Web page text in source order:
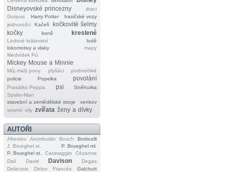
Disneyovské princezny
draci
Gorjuss
Harry Potter
hasičské vozy
jednorožci
Kačeři
kočkovité šelmy
kočky
koně kreslené
Ledové království
lodě
lokomotivy a vlaky
mapy
Medvídek Pú
Mickey Mouse a Minnie
Můj malý pony plyšáci
podmořské
policie
Popelka povolání
Prasátko Peppa psi
Sněhurka
Spider‐Man
stavební a zemědělské stroje
venkov
vesmír víly zvířata ženy a dívky
AUTOŘI
Afremov Arcimboldo Bosch
Botticelli
J. Brueghel st.
P. Brueghel ml.
P. Brueghel st.
Caravaggio
Cézanne
Dalí
David Davison
Degas
Delacroix
Delon Francés
Galchutt